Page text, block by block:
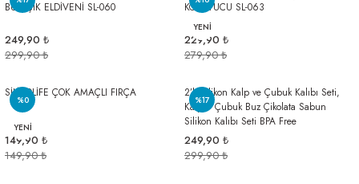
Kovalar
BULAŞIK ELDİVENİ SL-060
249,90 ₺
299,90 ₺
YENİ
KORUYUCU SL-063
229,90 ₺
279,90 ₺
%0
YENİ
SİLİCOLİFE ÇOK AMAÇLI FIRÇA
149,90 ₺
149,90 ₺
%17
2’li Silikon Kalp ve Çubuk Kalıbı Seti,
Kalp + Çubuk Buz Çikolata Sabun
Silikon Kalıbı Seti BPA Free
249,90 ₺
299,90 ₺